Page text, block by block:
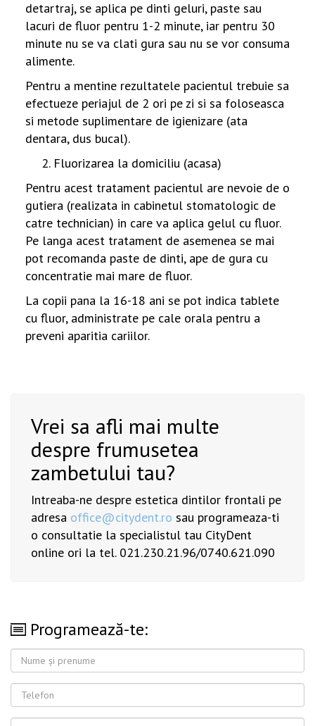
detartraj, se aplica pe dinti geluri, paste sau
lacuri de fluor pentru 1-2 minute, iar pentru 30
minute nu se va clati gura sau nu se vor consuma
alimente.
Pentru a mentine rezultatele pacientul trebuie sa
efectueze periajul de 2 ori pe zi si sa foloseasca
si metode suplimentare de igienizare (ata
dentara, dus bucal).
Fluorizarea la domiciliu (acasa)
Pentru acest tratament pacientul are nevoie de o
gutiera (realizata in cabinetul stomatologic de
catre technician) in care va aplica gelul cu fluor.
Pe langa acest tratament de asemenea se mai
pot recomanda paste de dinti, ape de gura cu
concentratie mai mare de fluor.
La copii pana la 16-18 ani se pot indica tablete
cu fluor, administrate pe cale orala pentru a
preveni aparitia cariilor.
Vrei sa afli mai multe
despre frumusetea
zambetului tau?
Intreaba-ne despre estetica dintilor frontali pe
adresa office@citydent.ro sau programeaza-ti
o consultatie la specialistul tau CityDent
online ori la tel. 021.230.21.96/0740.621.090
Programează-te: